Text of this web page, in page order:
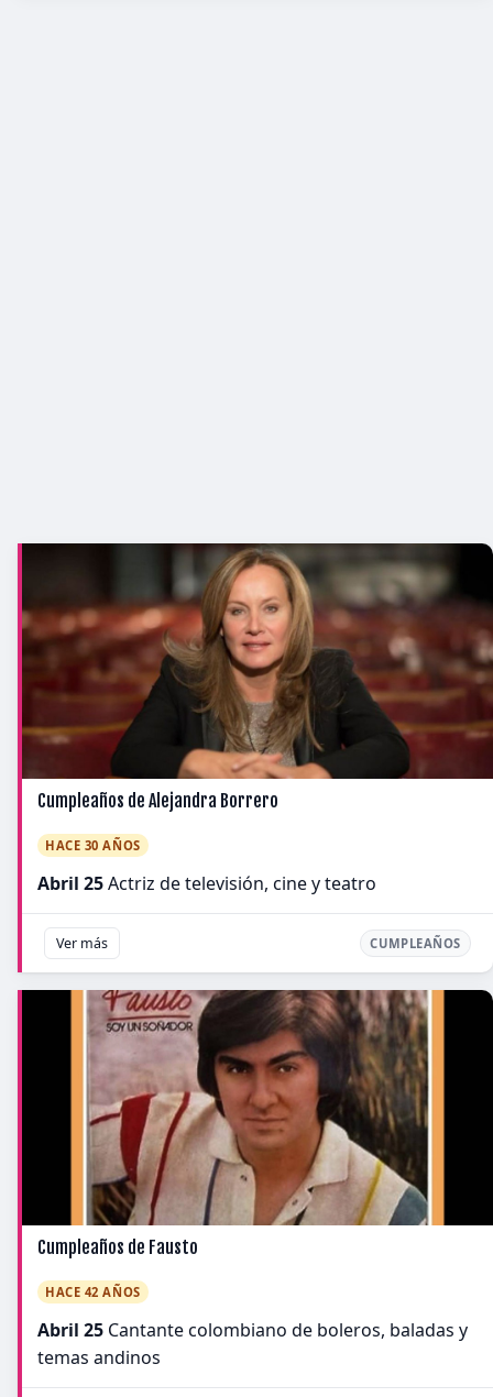
Cumpleaños de Alejandra Borrero
HACE 30 AÑOS
Abril 25Actriz de televisión, cine y teatro
Ver más CUMPLEAÑOS
Cumpleaños de Fausto
HACE 42 AÑOS
Abril 25 Cantante colombiano de boleros, baladas y
temas andinos